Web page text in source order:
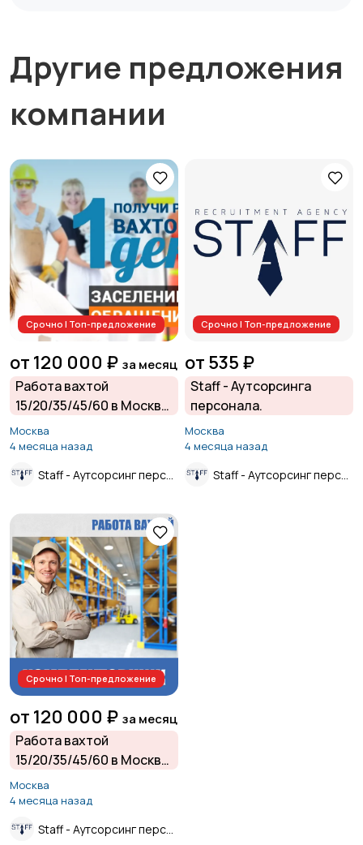
Другие предложения
компании
Срочно | Топ-предложение
от 120 000 ₽ за месяц
Работа вахтой
15/20/35/45/60 в Москве
и Московской области
от прямого
Москва
4 месяца назад
Срочно | Топ-предложение
от 535 ₽
Staff - Аутсорсинга
персонала.
Москва
4 месяца назад
Срочно | Топ-предложение
от 120 000 ₽ за месяц
Работа вахтой
15/20/35/45/60 в Москве
и Московской области
от прямого
Москва
4 месяца назад